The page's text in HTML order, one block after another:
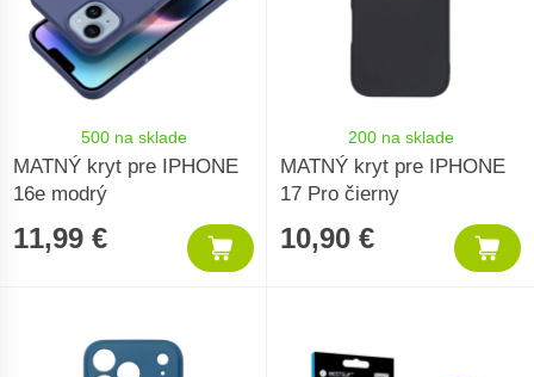
500 na sklade
MATNÝ kryt pre IPHONE
16e modrý
11,99 €
200 na sklade
MATNÝ kryt pre IPHONE
17 Pro čierny
10,90 €